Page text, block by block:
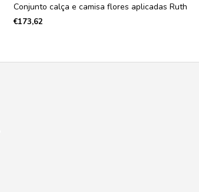
Conjunto calça e camisa flores aplicadas Ruth
€173,62